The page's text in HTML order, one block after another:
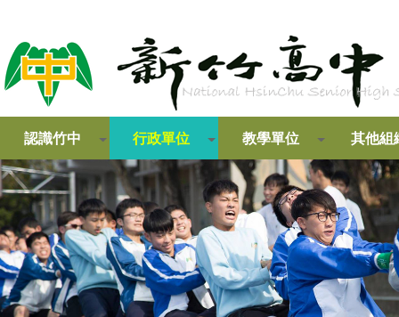
認識竹中 行政單位 教學單位 其他組